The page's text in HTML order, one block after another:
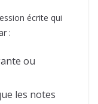
écrite qui
:
ou
les notes